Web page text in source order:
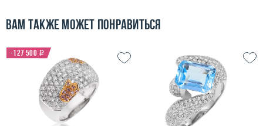
Вам также может понравиться
-127 500 i